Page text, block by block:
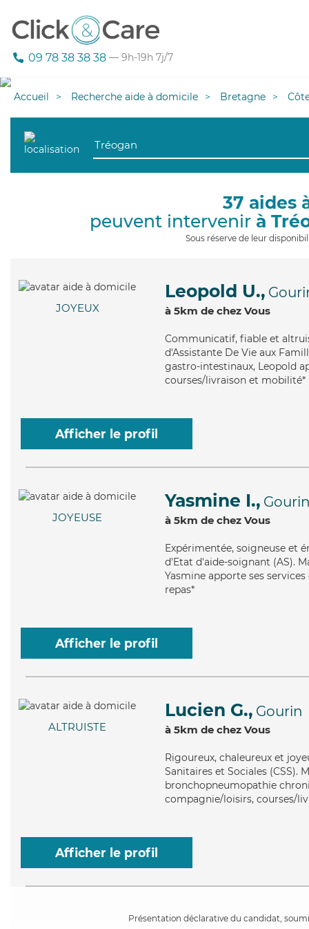
09 78 38 38 38 — 9h-19h 7j/7
Accueil Recherche aide à domicile Bretagne
37 aides
peuvent intervenir à
Sous réserve de leur
JOYEUX
Leopold U.,
à 5km de chez Vous
Communicatif, fiable et
d'Assistante De Vie aux
gastro-intestinaux, Leopold
courses/livraison et mobilité*
Afficher le profil
JOYEUSE
Yasmine I., Gourin
à 5km de chez Vous
Expérimentée, soigneuse et
d'Etat d'aide-soignant (AS).
Yasmine apporte ses
repas*
Afficher le profil
ALTRUISTE
Lucien G., Gourin
à 5km de chez Vous
Rigoureux, chaleureux et
Sanitaires et Sociales (CSS).
bronchopneumopathie
compagnie/loisirs, courses/
Afficher le profil
Présentation déclarative du candidat,